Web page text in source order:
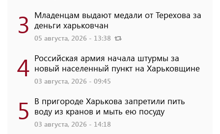
3 Младенцам выдают медали от Терехова за
деньги харьковчан
05 августа, 2026 - 13:38
4 Российская армия начала штурмы за
новый населенный пункт на Харьковщине
03 августа, 2026 - 09:45
5 В пригороде Харькова запретили пить
воду из кранов и мыть ею посуду
03 августа, 2026 - 14:18